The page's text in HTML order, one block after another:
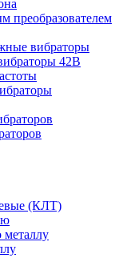
преобразователем
вибраторы
42В
(КЛТ)